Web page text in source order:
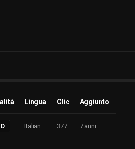
Lingua Clic Aggiunto
Italian 377 7 anni